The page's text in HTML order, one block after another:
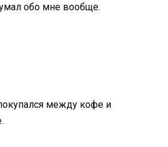
обо мне вообще.
между кофе и